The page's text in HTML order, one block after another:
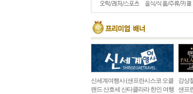
신세계여행사 (샌프란시스코 오클
랜드 산호세 산타클라라 한인 여행
강상
샌프